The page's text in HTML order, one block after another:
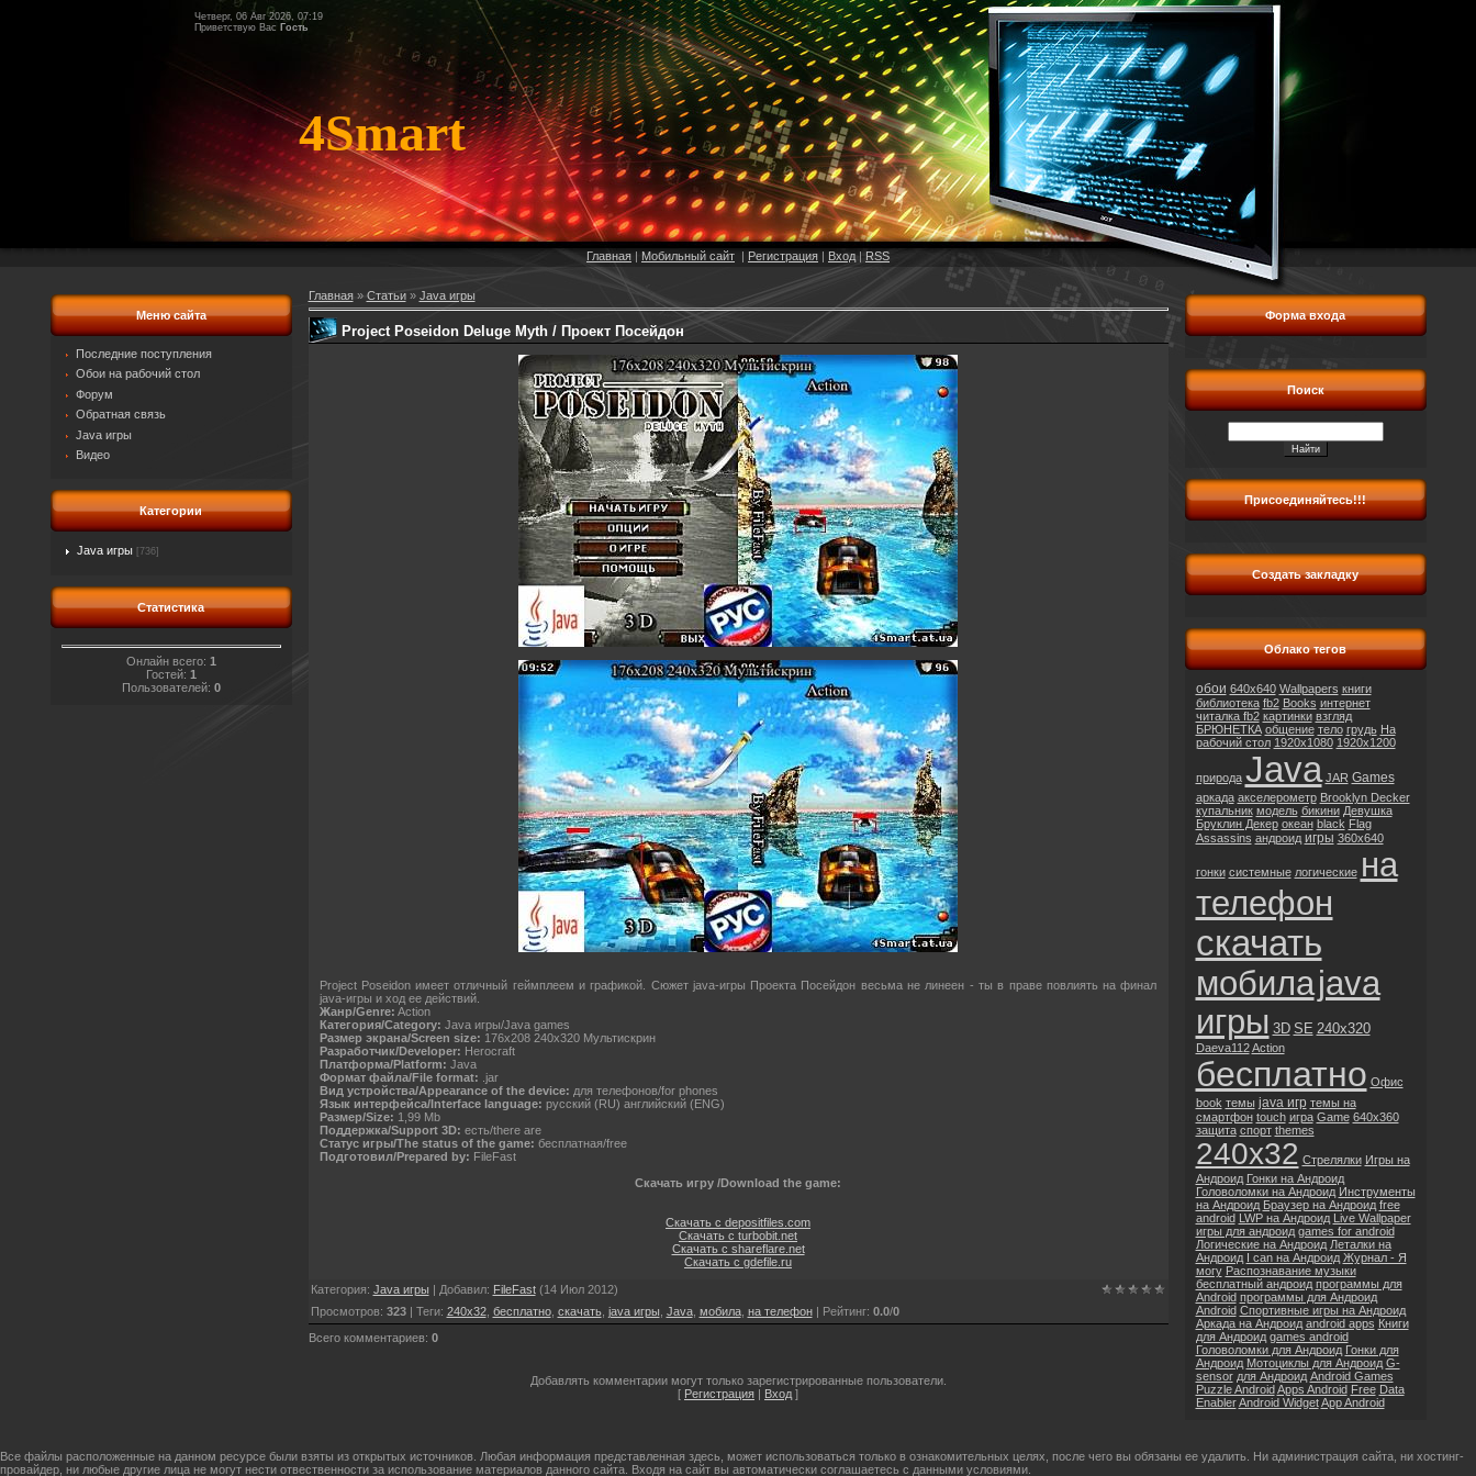
Четверг, 06 Авг 2026, 07:19
Приветствую Вас Гость
4Smart
Главная | Мобильный сайт | Регистрация | Вход| RSS
Меню сайта
Последние поступления
Обои на рабочий стол
Форум
Обратная связь
Java игры
Видео
Категории
Java игры [736]
Статистика
Онлайн всего: 1
Гостей: 1
Пользователей: 0
Главная» Статьи» Java игры
Project Poseidon Deluge Myth / Проект Посейдон
Project Poseidon имеет отличный геймплеем и графикой. Сюжет java-игры Проекта Посейдон весьма не линеен - ты в праве повлиять на финал
java-игры и ход ее действий.
Жанр/Genre: Action
Категория/Category: Java игры/Java games
Размер экрана/Screen size: 176x208 240х320 Мультискрин
Разработчик/Developer: Herocraft
Платформа/Platform: Java
Формат файла/File format: .jar
Вид устройства/Appearance of the device: для телефонов/for phones
Язык интерфейса/Interface language: русский (RU) английский (ENG)
Размер/Size: 1,99 Mb
Поддержка/Support 3D: есть/there are
Статус игры/The status of the game: бесплатная/free
Подготовил/Prepared by: FileFast
Скачать игру /Download the game:
Скачать с depositfiles.com
Скачать с turbobit.net
Скачать с shareflare.net
Скачать с gdefile.ru
Категория: Java игры | Добавил: FileFast(14 Июл 2012)
Просмотров: 323| Теги: 240x32, бесплатно, скачать, java игры Java, мобила, на телефон| Рейтинг: 0.0/0
Всего комментариев: 0
Добавлять комментарии могут только зарегистрированные пользователи.
[ Регистрация | Вход ]
Форма входа
Поиск
Присоединяйтесь!!!
Создать закладку
Облако тегов
обои 640x640 Wallpapers книги
библиотека fb2 Books интернет
читалка fb2 картинки взгляд
БРЮНЕТКА общение тело грудь На
рабочий стол 1920x1080 1920x1200
природа Java JAR Games
аркада акселерометр Brooklyn Decker
купальник модель бикини Девушка
Бруклин Декер океан black Flag
Assassins андроид игры 360x640
гонки системные логические на
телефон
скачать
мобилаjava
игры 3D SE 240x320
Daeva112 Action
бесплатно Офис
book темы java игр темы на
смартфон touch игра Game 640x360
защита спорт themes
240x32 Стрелялки Игры на
Андроид Гонки на Андроид
Головоломки на Андроид Инструменты
на Андроид Браузер на Андроид free
android LWP на Андроид Live Wallpaper
игры для андроид games for android
Логические на Андроид Леталки на
Андроид I can на Андроид Журнал - Я
могу Распознавание музыки
бесплатный андроид программы для
Android программы для Андроид
Android Спортивные игры на Андроид
Аркада на Андроид android apps Книги
для Андроид games android
Головоломки для Андроид Гонки для
Андроид Мотоциклы для Андроид G-
sensor для Андроид Android Games
Puzzle Android Apps Android Free Data
Enabler Android Widget App Android
Все файлы расположенные на данном ресурсе были взяты из открытых источников. Любая информация представленная здесь, может использоваться только в ознакомительных целях, после чего вы обязаны ее удалить. Ни администрация сайта, ни хостинг-
провайдер, ни любые другие лица не могут нести отвественности за использование материалов данного сайта. Входя на сайт вы автоматически соглашаетесь с данными условиями.